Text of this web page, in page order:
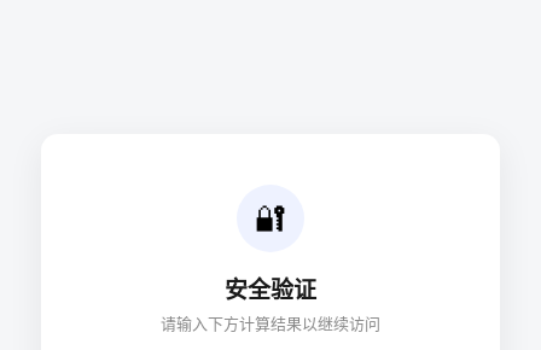
🔐
安全验证
请输入下方计算结果以继续访问